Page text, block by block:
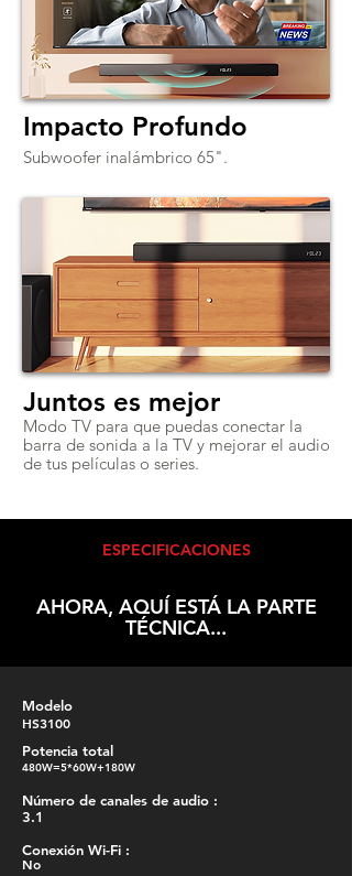
Impacto Profundo
Subwoofer inalámbrico 65".
Juntos es mejor
Modo TV para que puedas conectar la
barra de sonida a la TV y mejorar el audio
de tus películas o series.
ESPECIFICACIONES
AHORA, AQUÍ ESTÁ LA PARTE
TÉCNICA...
Modelo
HS3100
Potencia total
480W=5*60W+180W
Número de canales de audio :
3.1
Conexión Wi-Fi :
No